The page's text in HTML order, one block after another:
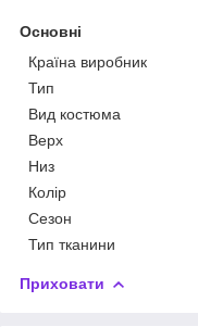
Основні
Країна виробник
Тип
Вид костюма
Верх
Низ
Колір
Сезон
Тип тканини
Приховати